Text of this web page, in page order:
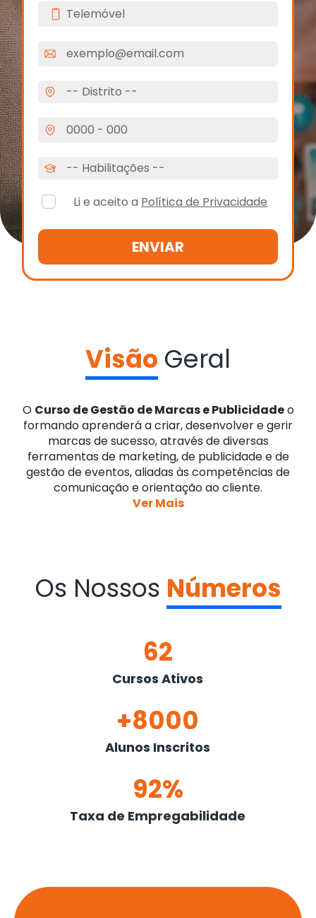
Li e aceito a Política de Privacidade
Visão Geral
O Curso de Gestão de Marcas e Publicidadeo
formando aprenderá a criar, desenvolver e gerir
marcas de sucesso, através de diversas
ferramentas de marketing, de publicidade e de
gestão de eventos, aliadas às competências de
comunicação e orientação ao cliente.
Ver Mais
Os Nossos Números
62
Cursos Ativos
+8000
Alunos Inscritos
92%
Taxa de Empregabilidade